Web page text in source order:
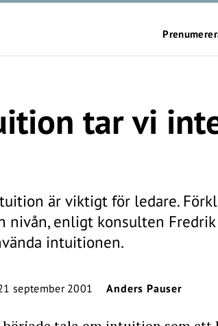
tar vi
är viktigt för ledare.
nivån, enligt konsulten
intuitionen.
september 2001 Anders Pauser